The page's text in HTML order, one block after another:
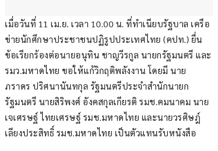
เมื่อวันที่ 11 เม.ย. เวลา 10.00 น. ที่ทำเนียบรัฐบาล เครือ
ข่ายนักศึกษาประชาชนปฏิรูปประเทศไทย (คปท.) ยื่น
ข้อเรียกร้องต่อนายอนุทิน ชาญวีรกูล นายกรัฐมนตรี และ
รมว.มหาดไทย ขอให้แก้วิกฤติพลังงาน โดยมี นาย
ภราดร ปริศนานันทกุล รัฐมนตรีประจำสำนักนายก
รัฐมนตรี นายสิริพงศ์ อังคสกุลเกียรติ รมช.คมนาคม นาย
เจเศรษฐ์ ไทยเศรษฐ์ รมช.มหาดไทย และนายวรศิษฎ์
เลียงประสิทธิ์ รมช.มหาดไทย เป็นตัวแทนรับหนังสือ